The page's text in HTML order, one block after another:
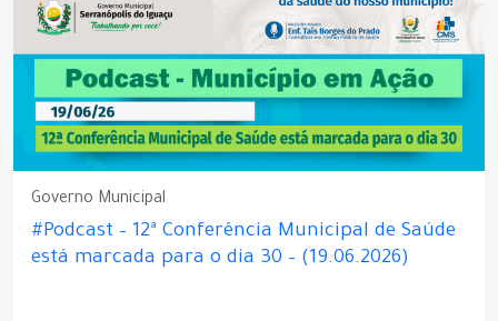
Governo Municipal
#Podcast – 12ª Conferência Municipal de Saúde
está marcada para o dia 30 – (19.06.2026)